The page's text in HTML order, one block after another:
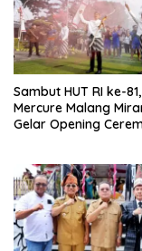
Sambut HUT RI ke-
Mercure Malang
Gelar Opening